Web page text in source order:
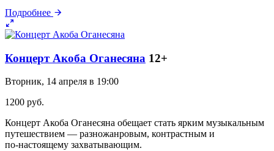
Подробнее
Концерт Акоба Оганесяна 12+
Вторник, 14 апреля в 19:00
1200 руб.
Концерт Акоба Оганесяна обещает стать ярким музыкальным
путешествием — разножанровым, контрастным и
по‑настоящему захватывающим.